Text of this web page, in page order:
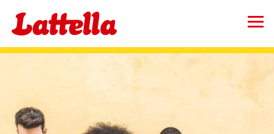
Direkt
zum
Inhalt
Produkte
Rezepte